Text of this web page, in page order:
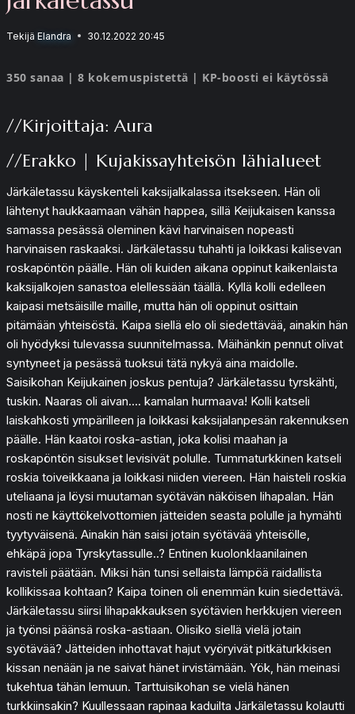
Tekijä Elandra 30.12.2022 20:45
350 sanaa | 8 kokemuspistettä | KP-boosti ei käytössä
//Kirjoittaja: Aura
//Erakko | Kujakissayhteisön lähialueet
Järkäletassu käyskenteli kaksijalkalassa itsekseen. Hän oli
lähtenyt haukkaamaan vähän happea, sillä Keijukaisen kanssa
samassa pesässä oleminen kävi harvinaisen nopeasti
harvinaisen raskaaksi. Järkäletassu tuhahti ja loikkasi kalisevan
roskapöntön päälle. Hän oli kuiden aikana oppinut kaikenlaista
kaksijalkojen sanastoa elellessään täällä. Kyllä kolli edelleen
kaipasi metsäisille maille, mutta hän oli oppinut osittain
pitämään yhteisöstä. Kaipa siellä elo oli siedettävää, ainakin hän
oli hyödyksi tulevassa suunnitelmassa. Mäihänkin pennut olivat
syntyneet ja pesässä tuoksui tätä nykyä aina maidolle.
Saisikohan Keijukainen joskus pentuja? Järkäletassu tyrskähti,
tuskin. Naaras oli aivan…. kamalan hurmaava! Kolli katseli
laiskahkosti ympärilleen ja loikkasi kaksijalanpesän rakennuksen
päälle. Hän kaatoi roska-astian, joka kolisi maahan ja
roskapöntön sisukset levisivät polulle. Tummaturkkinen katseli
roskia toiveikkaana ja loikkasi niiden viereen. Hän haisteli roskia
uteliaana ja löysi muutaman syötävän näköisen lihapalan. Hän
nosti ne käyttökelvottomien jätteiden seasta polulle ja hymähti
tyytyväisenä. Ainakin hän saisi jotain syötävää yhteisölle,
ehkäpä jopa Tyrskytassulle..? Entinen kuolonklaanilainen
ravisteli päätään. Miksi hän tunsi sellaista lämpöä raidallista
kollikissaa kohtaan? Kaipa toinen oli enemmän kuin siedettävä.
Järkäletassu siirsi lihapakkauksen syötävien herkkujen viereen
ja työnsi päänsä roska-astiaan. Olisiko siellä vielä jotain
syötävää? Jätteiden inhottavat hajut vyöryivät pitkäturkkisen
kissan nenään ja ne saivat hänet irvistämään. Yök, hän meinasi
tukehtua tähän lemuun. Tarttuisikohan se vielä hänen
turkkiinsakin? Kuullessaan rapinaa kaduilta Järkäletassu kolautti